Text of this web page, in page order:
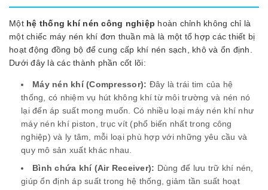
Một hệ thống khí nén công nghiệp hoàn chỉnh không chỉ là
một chiếc máy nén khí đơn thuần mà là một tổ hợp các thiết bị
hoạt động đồng bộ để cung cấp khí nén sạch, khô và ổn định.
Dưới đây là các thành phần cốt lõi:
Máy nén khí (Compressor): Đây là trái tim của hệ
thống, có nhiệm vụ hút không khí từ môi trường và nén nó
lại đến áp suất mong muốn. Có nhiều loại máy nén khí như
máy nén khí piston, trục vít (phổ biến nhất trong công
nghiệp) và ly tâm, mỗi loại phù hợp với những yêu cầu và
quy mô sản xuất khác nhau.
Bình chứa khí (Air Receiver): Dùng để lưu trữ khí nén,
giúp ổn định áp suất trong hệ thống, giảm tần suất hoạt